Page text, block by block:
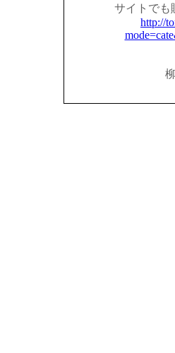
サイトでも
http://